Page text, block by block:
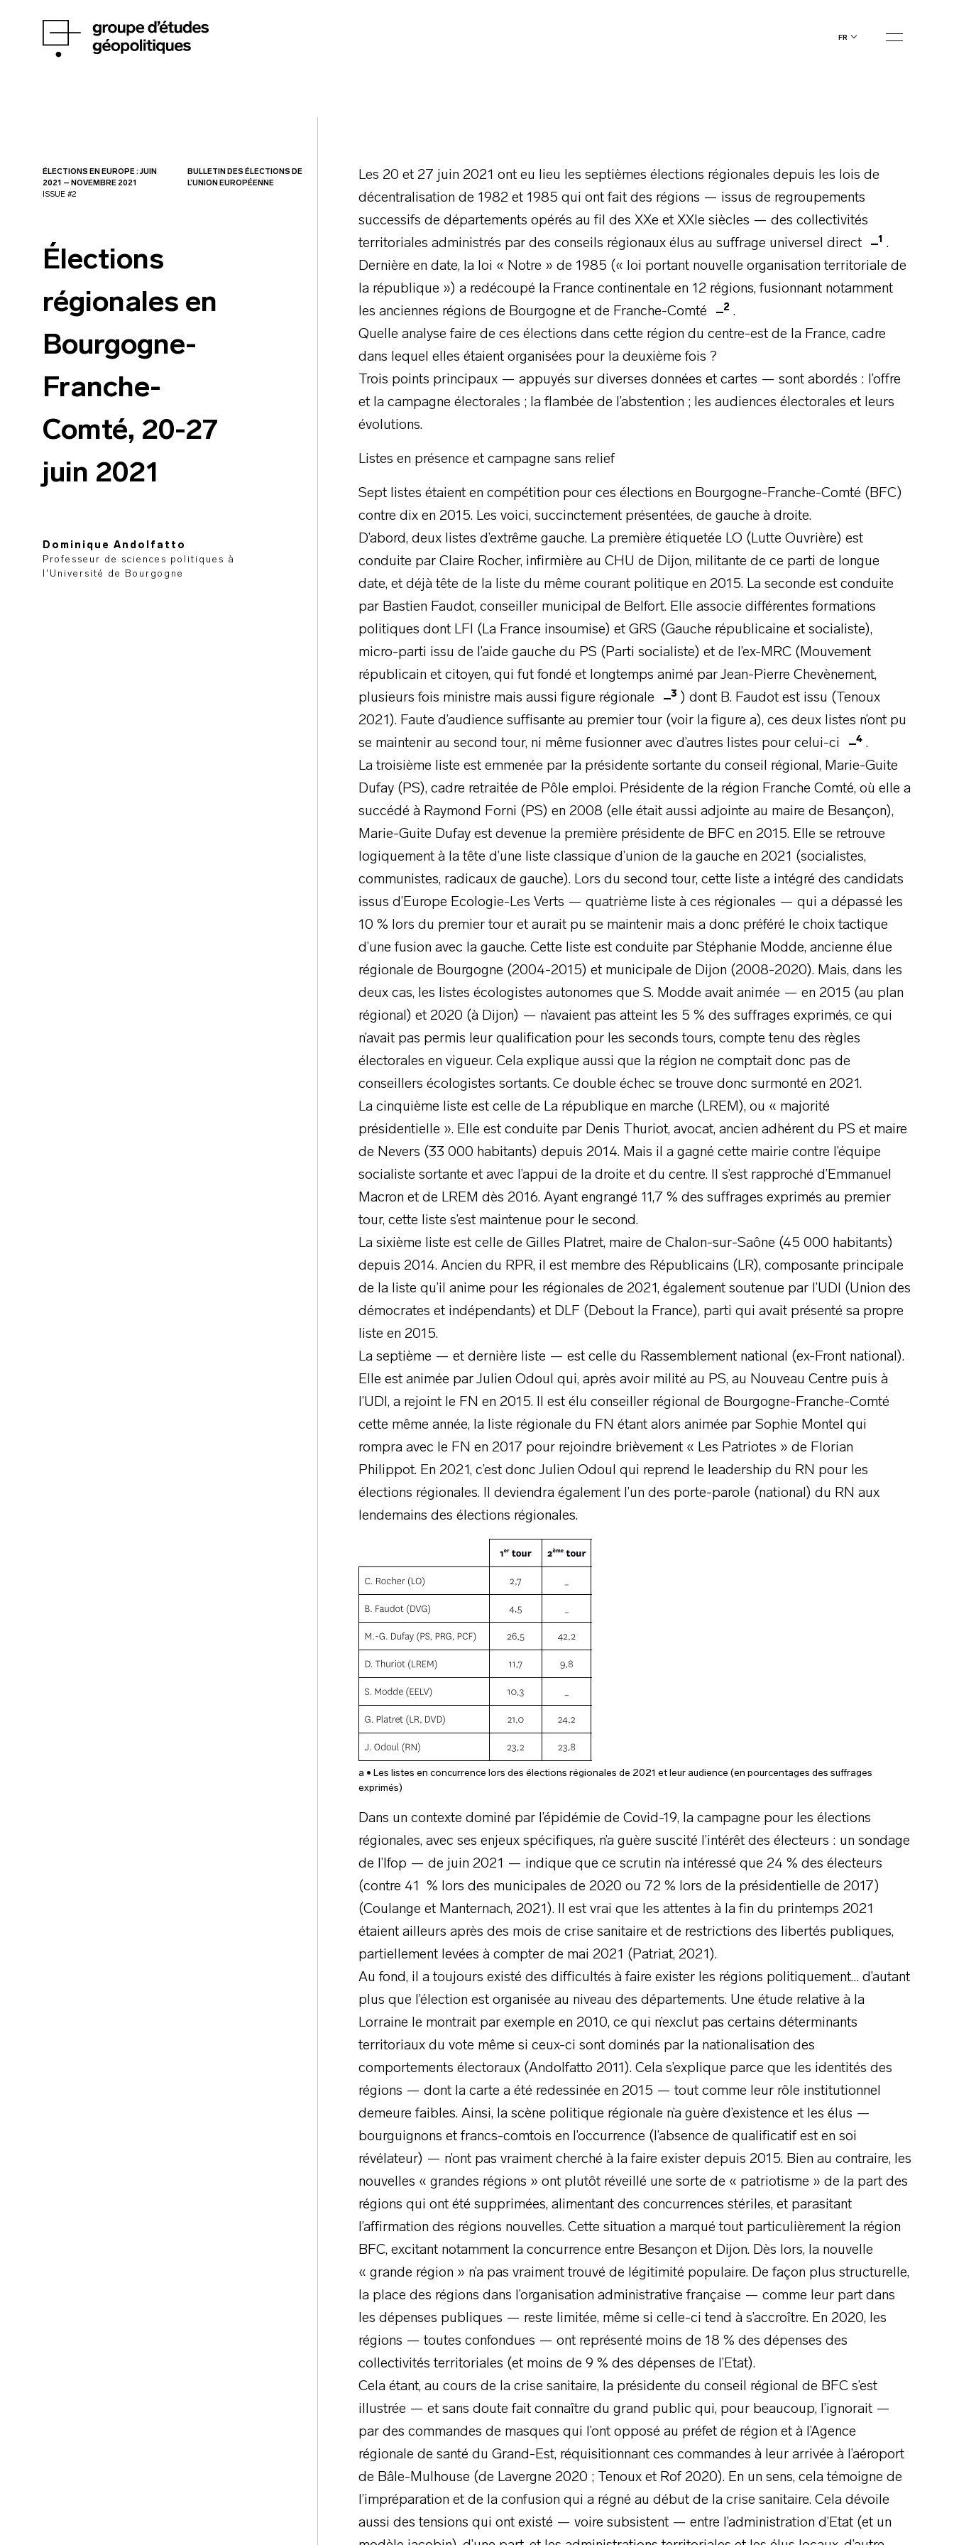
fr
ÉLECTIONS EN EUROPE : JUIN
2021 – NOVEMBRE 2021
ISSUE #2
BULLETIN DES ÉLECTIONS DE
L’UNION EUROPÉENNE
Élections
régionales en
Bourgogne-
Franche-
Comté, 20-27
juin 2021
Dominique Andolfatto
Professeur de sciences politiques à
l'Université de Bourgogne
Les 20 et 27 juin 2021 ont eu lieu les septièmes élections régionales depuis les lois de
décentralisation de 1982 et 1985 qui ont fait des régions — issus de regroupements
successifs de départements opérés au fil des XXe et XXIe siècles — des collectivités
territoriales administrés par des conseils régionaux élus au suffrage universel direct
1 .
Dernière en date, la loi « Notre » de 1985 (« loi portant nouvelle organisation territoriale de
la république ») a redécoupé la France continentale en 12 régions, fusionnant notamment
les anciennes régions de Bourgogne et de Franche-Comté
2 .
Quelle analyse faire de ces élections dans cette région du centre-est de la France, cadre
dans lequel elles étaient organisées pour la deuxième fois ?
Trois points principaux — appuyés sur diverses données et cartes — sont abordés : l’offre
et la campagne électorales ; la flambée de l’abstention ; les audiences électorales et leurs
évolutions.
Listes en présence et campagne sans relief
Sept listes étaient en compétition pour ces élections en Bourgogne-Franche-Comté (BFC)
contre dix en 2015. Les voici, succinctement présentées, de gauche à droite.
D’abord, deux listes d’extrême gauche. La première étiquetée LO (Lutte Ouvrière) est
conduite par Claire Rocher, infirmière au CHU de Dijon, militante de ce parti de longue
date, et déjà tête de la liste du même courant politique en 2015. La seconde est conduite
par Bastien Faudot, conseiller municipal de Belfort. Elle associe différentes formations
politiques dont LFI (La France insoumise) et GRS (Gauche républicaine et socialiste),
micro-parti issu de l’aide gauche du PS (Parti socialiste) et de l’ex-MRC (Mouvement
républicain et citoyen, qui fut fondé et longtemps animé par Jean-Pierre Chevènement,
plusieurs fois ministre mais aussi figure régionale
3 ) dont B. Faudot est issu (Tenoux
2021). Faute d’audience suffisante au premier tour (voir la figure a), ces deux listes n’ont pu
se maintenir au second tour, ni même fusionner avec d’autres listes pour celui-ci
4 .
La troisième liste est emmenée par la présidente sortante du conseil régional, Marie-Guite
Dufay (PS), cadre retraitée de Pôle emploi. Présidente de la région Franche Comté, où elle a
succédé à Raymond Forni (PS) en 2008 (elle était aussi adjointe au maire de Besançon),
Marie-Guite Dufay est devenue la première présidente de BFC en 2015. Elle se retrouve
logiquement à la tête d’une liste classique d’union de la gauche en 2021 (socialistes,
communistes, radicaux de gauche). Lors du second tour, cette liste a intégré des candidats
issus d’Europe Ecologie-Les Verts — quatrième liste à ces régionales — qui a dépassé les
10 % lors du premier tour et aurait pu se maintenir mais a donc préféré le choix tactique
d’une fusion avec la gauche. Cette liste est conduite par Stéphanie Modde, ancienne élue
régionale de Bourgogne (2004-2015) et municipale de Dijon (2008-2020). Mais, dans les
deux cas, les listes écologistes autonomes que S. Modde avait animée — en 2015 (au plan
régional) et 2020 (à Dijon) — n’avaient pas atteint les 5 % des suffrages exprimés, ce qui
n’avait pas permis leur qualification pour les seconds tours, compte tenu des règles
électorales en vigueur. Cela explique aussi que la région ne comptait donc pas de
conseillers écologistes sortants. Ce double échec se trouve donc surmonté en 2021.
La cinquième liste est celle de La république en marche (LREM), ou « majorité
présidentielle ». Elle est conduite par Denis Thuriot, avocat, ancien adhérent du PS et maire
de Nevers (33 000 habitants) depuis 2014. Mais il a gagné cette mairie contre l’équipe
socialiste sortante et avec l’appui de la droite et du centre. Il s’est rapproché d’Emmanuel
Macron et de LREM dès 2016. Ayant engrangé 11,7 % des suffrages exprimés au premier
tour, cette liste s’est maintenue pour le second.
La sixième liste est celle de Gilles Platret, maire de Chalon-sur-Saône (45 000 habitants)
depuis 2014. Ancien du RPR, il est membre des Républicains (LR), composante principale
de la liste qu’il anime pour les régionales de 2021, également soutenue par l’UDI (Union des
démocrates et indépendants) et DLF (Debout la France), parti qui avait présenté sa propre
liste en 2015.
La septième — et dernière liste — est celle du Rassemblement national (ex-Front national).
Elle est animée par Julien Odoul qui, après avoir milité au PS, au Nouveau Centre puis à
l’UDI, a rejoint le FN en 2015. Il est élu conseiller régional de Bourgogne-Franche-Comté
cette même année, la liste régionale du FN étant alors animée par Sophie Montel qui
rompra avec le FN en 2017 pour rejoindre brièvement « Les Patriotes » de Florian
Philippot. En 2021, c’est donc Julien Odoul qui reprend le leadership du RN pour les
élections régionales. Il deviendra également l’un des porte-parole (national) du RN aux
lendemains des élections régionales.
a • Les listes en concurrence lors des élections régionales de 2021 et leur audience (en pourcentages des suffrages
exprimés)
Dans un contexte dominé par l’épidémie de Covid-19, la campagne pour les élections
régionales, avec ses enjeux spécifiques, n’a guère suscité l’intérêt des électeurs : un sondage
de l’Ifop — de juin 2021 — indique que ce scrutin n’a intéressé que 24 % des électeurs
(contre 41 % lors des municipales de 2020 ou 72 % lors de la présidentielle de 2017)
(Coulange et Manternach, 2021). Il est vrai que les attentes à la fin du printemps 2021
étaient ailleurs après des mois de crise sanitaire et de restrictions des libertés publiques,
partiellement levées à compter de mai 2021 (Patriat, 2021).
Au fond, il a toujours existé des difficultés à faire exister les régions politiquement… d’autant
plus que l’élection est organisée au niveau des départements. Une étude relative à la
Lorraine le montrait par exemple en 2010, ce qui n’exclut pas certains déterminants
territoriaux du vote même si ceux-ci sont dominés par la nationalisation des
comportements électoraux (Andolfatto 2011). Cela s’explique parce que les identités des
régions — dont la carte a été redessinée en 2015 — tout comme leur rôle institutionnel
demeure faibles. Ainsi, la scène politique régionale n’a guère d’existence et les élus —
bourguignons et francs-comtois en l’occurrence (l’absence de qualificatif est en soi
révélateur) — n’ont pas vraiment cherché à la faire exister depuis 2015. Bien au contraire, les
nouvelles « grandes régions » ont plutôt réveillé une sorte de « patriotisme » de la part des
régions qui ont été supprimées, alimentant des concurrences stériles, et parasitant
l’affirmation des régions nouvelles. Cette situation a marqué tout particulièrement la région
BFC, excitant notamment la concurrence entre Besançon et Dijon. Dès lors, la nouvelle
« grande région » n’a pas vraiment trouvé de légitimité populaire. De façon plus structurelle,
la place des régions dans l’organisation administrative française — comme leur part dans
les dépenses publiques — reste limitée, même si celle-ci tend à s’accroître. En 2020, les
régions — toutes confondues — ont représenté moins de 18 % des dépenses des
collectivités territoriales (et moins de 9 % des dépenses de l’Etat).
Cela étant, au cours de la crise sanitaire, la présidente du conseil régional de BFC s’est
illustrée — et sans doute fait connaître du grand public qui, pour beaucoup, l’ignorait —
par des commandes de masques qui l’ont opposé au préfet de région et à l’Agence
régionale de santé du Grand-Est, réquisitionnant ces commandes à leur arrivée à l’aéroport
de Bâle-Mulhouse (de Lavergne 2020 ; Tenoux et Rof 2020). En un sens, cela témoigne de
l’impréparation et de la confusion qui a régné au début de la crise sanitaire. Cela dévoile
aussi des tensions qui ont existé — voire subsistent — entre l’administration d’Etat (et un